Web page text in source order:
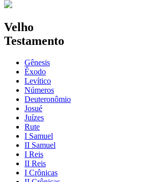
Velho
Testamento
Gênesis
Êxodo
Levítico
Números
Deuteronômio
Josué
Juízes
Rute
I Samuel
II Samuel
I Reis
II Reis
I Crônicas